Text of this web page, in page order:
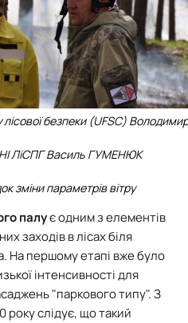
безпеки (UFSC) Володимир
ЛіСПГ Василь ГУМЕНЮК
зміни параметрів вітру
палує одним з елементів
заходів в лісах біля
На першому етапі вже було
інтенсивності для
"паркового типу". З
року слідує, що такий